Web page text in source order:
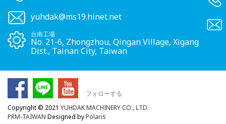
yuhdak@ms19.hinet.net
台南工場
No. 21-6, Zhongzhou, Qingan Village, Xigang
Dist., Tainan City, Taiwan
フォローする
Copyright © 2021 YUHDAK MACHINERY CO., LTD.
PRM-TAIWAN Designed byPolaris